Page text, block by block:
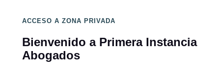
ACCESO A ZONA PRIVADA
Bienvenido a Primera Instancia
Abogados